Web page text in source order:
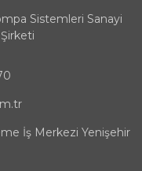
Sistemleri Sanayi
İş Merkezi Yenişehir